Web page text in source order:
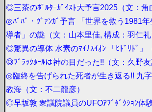
◎三茶のﾎﾟﾙﾀｰｶﾞｲｽﾄ大予言2025（文：角
◎ﾊﾞﾊﾞ・ｳﾞｧﾝｶﾞ予言 「世界を救う1981
導者」の謎（文：山本里佳, 構成：羽仁礼
◎驚異の導体 水素のﾏｲﾅｽｲｵﾝ 「ﾋﾄﾞﾘﾄﾞ」
◎ﾌﾞﾗｯｸﾎｰﾙは神の目だった!!（文：久野友
◎臨終を告げられた死者が生き返る!! 九
教海（文：不二龍彦）
◎早坂敦 衆議院議員のUFOｱﾌﾞﾀﾞｸｼｮﾝ体